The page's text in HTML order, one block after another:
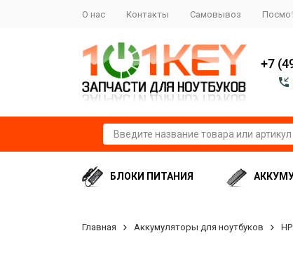
О нас Контакты Самовывоз
+7
БЛОКИ ПИТАНИЯ
Главная Аккумуляторы для ноутбуков HP